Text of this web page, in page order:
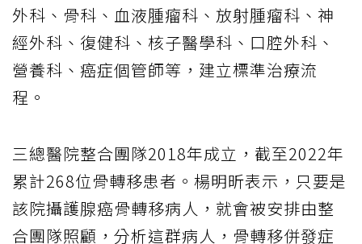
外科、骨科、血液腫瘤科、放射腫瘤科、神
經外科、復健科、核子醫學科、口腔外科、
營養科、癌症個管師等，建立標準治療流
程。
三總醫院整合團隊2018年成立，截至2022年
累計268位骨轉移患者。楊明昕表示，只要是
該院攝護腺癌骨轉移病人，就會被安排由整
合團隊照顧，分析這群病人，骨轉移併發症